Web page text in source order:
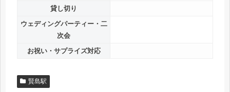
貸し切り
ウェディングパーティー・二
次会
お祝い・サプライズ対応
賢島駅